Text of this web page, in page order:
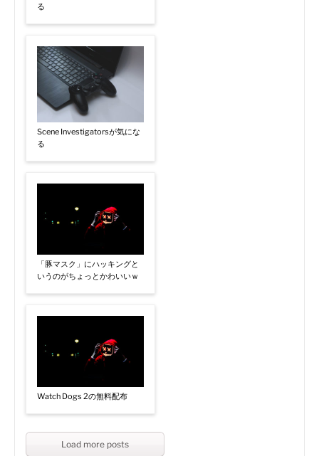
る
Scene Investigatorsが気にな
る
「豚マスク」にハッキングと
いうのがちょっとかわいいｗ
Watch Dogs 2の無料配布
Load more posts